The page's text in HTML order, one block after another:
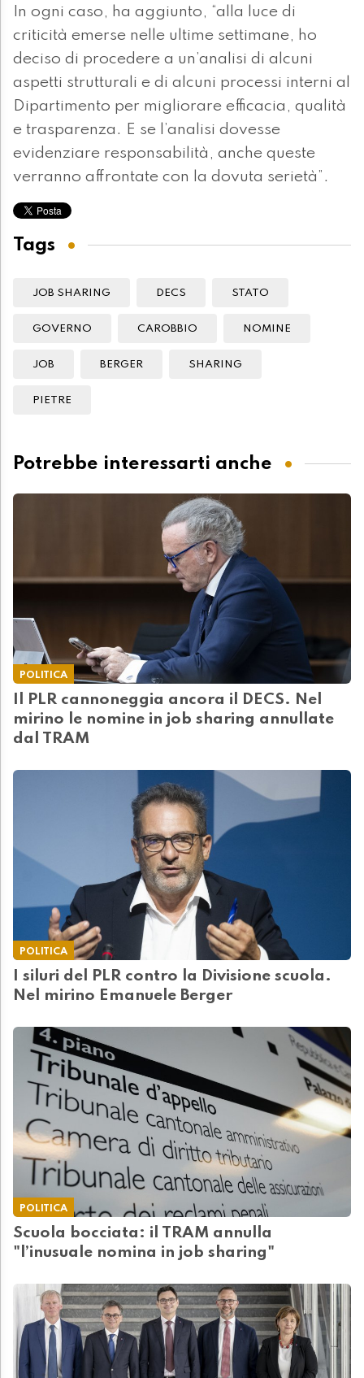
In ogni caso, ha aggiunto, “alla luce di
criticità emerse nelle ultime settimane, ho
deciso di procedere a un’analisi di alcuni
aspetti strutturali e di alcuni processi interni al
Dipartimento per migliorare efficacia, qualità
e trasparenza. E se l’analisi dovesse
evidenziare responsabilità, anche queste
verranno affrontate con la dovuta serietà”.
Tags
JOB SHARING DECS STATO
GOVERNO CAROBBIO NOMINE
JOB BERGER SHARING
PIETRE
Potrebbe interessarti anche
POLITICA
Il PLR cannoneggia ancora il DECS. Nel
mirino le nomine in job sharing annullate
dal TRAM
POLITICA
I siluri del PLR contro la Divisione scuola.
Nel mirino Emanuele Berger
POLITICA
Scuola bocciata: il TRAM annulla
"l’inusuale nomina in job sharing"